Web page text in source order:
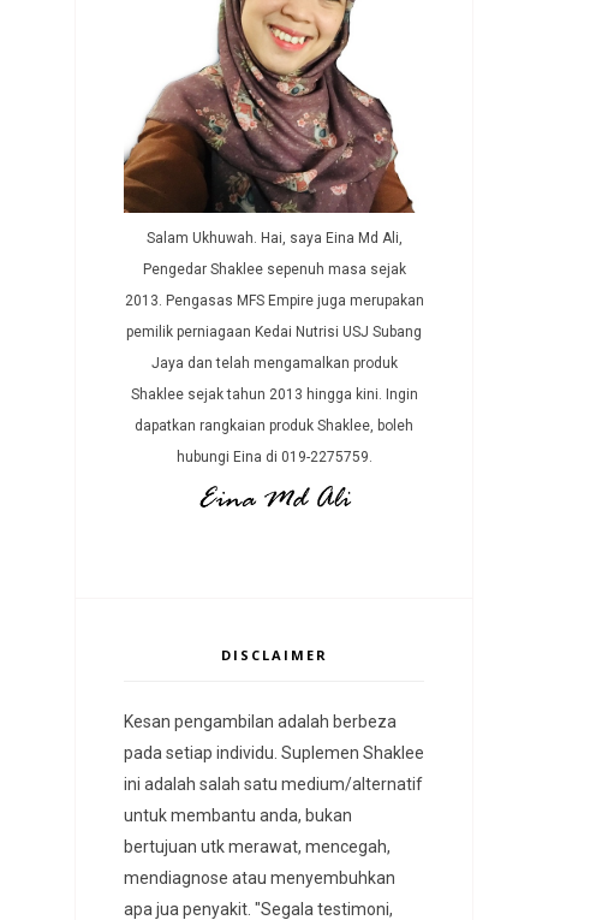
Salam Ukhuwah. Hai, saya Eina Md Ali,
Pengedar Shaklee sepenuh masa sejak
2013. Pengasas MFS Empire juga merupakan
pemilik perniagaan Kedai Nutrisi USJ Subang
Jaya dan telah mengamalkan produk
Shaklee sejak tahun 2013 hingga kini. Ingin
dapatkan rangkaian produk Shaklee, boleh
hubungi Eina di 019-2275759.
DISCLAIMER
Kesan pengambilan adalah berbeza
pada setiap individu. Suplemen Shaklee
ini adalah salah satu medium/alternatif
untuk membantu anda, bukan
bertujuan utk merawat, mencegah,
mendiagnose atau menyembuhkan
apa jua penyakit. "Segala testimoni,